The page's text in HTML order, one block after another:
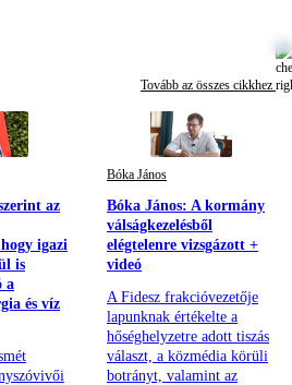
Tovább az összes cikkhez
az
igazi
is
a
és víz
Bóka János
Bóka János: A kormány
válságkezelésből
elégtelenre vizsgázott +
videó
A Fidesz frakcióvezetője
lapunknak értékelte a
hőséghelyzetre adott tiszás
választ, a közmédia körüli
botrányt, valamint az